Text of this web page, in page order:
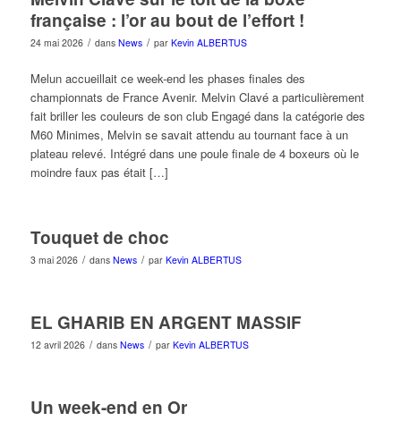
française : l’or au bout de l’effort !
24 mai 2026 / dans News / par Kevin ALBERTUS
Melun accueillait ce week-end les phases finales des
championnats de France Avenir. Melvin Clavé a particulièrement
fait briller les couleurs de son club Engagé dans la catégorie des
M60 Minimes, Melvin se savait attendu au tournant face à un
plateau relevé. Intégré dans une poule finale de 4 boxeurs où le
moindre faux pas était […]
Touquet de choc
3 mai 2026 / dans News / par Kevin ALBERTUS
EL GHARIB EN ARGENT MASSIF
12 avril 2026 / dans News / par Kevin ALBERTUS
Un week-end en Or